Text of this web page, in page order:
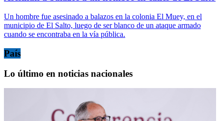
Un hombre fue asesinado a balazos en la colonia El Muey, en el
municipio de El Salto, luego de ser blanco de un ataque armado
cuando se encontraba en la vía pública.
País
Lo último en noticias nacionales